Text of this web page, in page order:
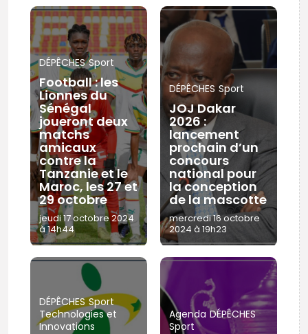
DÉPÊCHES Sport
Football : les
Lionnes du
Sénégal
joueront deux
matchs
amicaux
contre la
Tanzanie et le
Maroc, les 27 et
29 octobre
jeudi 17 octobre 2024
à 14h44
DÉPÊCHES Sport
JOJ Dakar
2026 :
lancement
prochain d’un
concours
national pour
la conception
de la mascotte
mercredi 16 octobre
2024 à 19h23
DÉPÊCHES Sport
Technologies et
Innovations
Agenda DÉPÊCHES
Sport